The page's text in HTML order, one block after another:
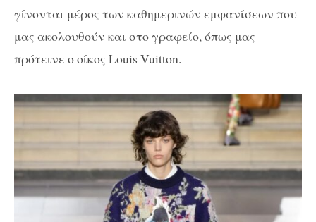
γίνονται μέρος των καθημερινών εμφανίσεων που
μας ακολουθούν και στο γραφείο, όπως μας
πρότεινε ο οίκος Louis Vuitton.